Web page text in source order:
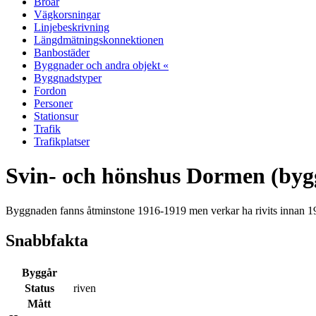
Vägkorsningar
Linjebeskrivning
Längdmätningskonnektionen
Banbostäder
Byggnader och andra objekt «
Byggnadstyper
Fordon
Personer
Stationsur
Trafik
Trafikplatser
Svin- och hönshus Dormen
Byggnaden fanns åtminstone 1916-1919 men verkar ha rivits innan
Snabbfakta
Byggår
Status
riven
Mått